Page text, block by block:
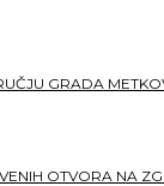
GRADA
OTVORA NA